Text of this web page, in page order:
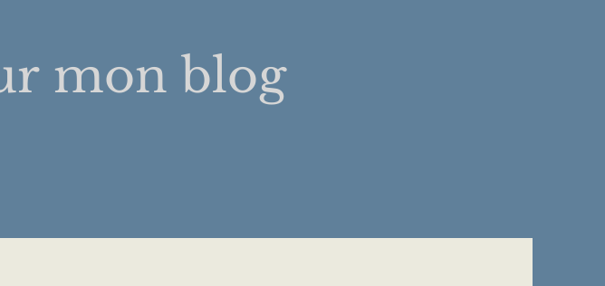
mon blog